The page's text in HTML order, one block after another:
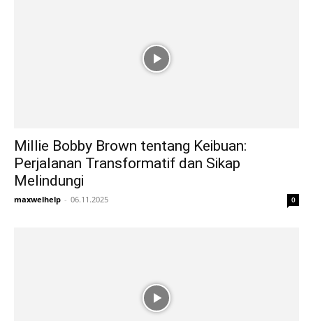
Millie Bobby Brown tentang Keibuan:
Perjalanan Transformatif dan Sikap
Melindungi
maxwelhelp - 06.11.2025 0